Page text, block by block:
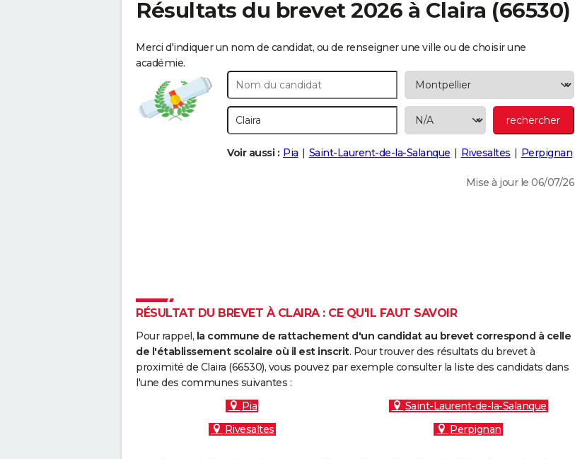
Résultats du brevet 2026 à Claira (66530)
Merci d'indiquer un nom de candidat, ou de renseigner une ville ou de choisir une
académie.
Voir aussi : Pia Saint-Laurent-de-la-Salanque Rivesaltes Perpignan
Mise à jour le 06/07/26
RÉSULTAT DU BREVET À CLAIRA : CE QU'IL FAUT SAVOIR
Pour rappel, la commune de rattachement d'un candidat au brevet correspond à celle
de l'établissement scolaire où il est inscrit. Pour trouver des résultats du brevet à
proximité de Claira (66530), vous pouvez par exemple consulter la liste des candidats dans
l'une des communes suivantes :
Pia
Saint-Laurent-de-la-Salanque
Rivesaltes
Perpignan